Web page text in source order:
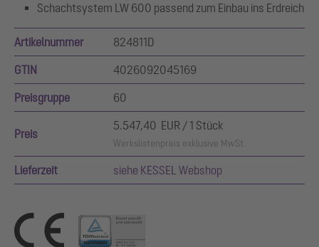
Schachtsystem LW 600 passend zum Einbau ins Erdreich
Artikelnummer 824811D
GTIN 4026092045169
Preisgruppe 60
Preis
5.547,40 EUR / 1 Stück
Werkslistenpreis exklusive MwSt.
Lieferzeit siehe KESSEL Webshop